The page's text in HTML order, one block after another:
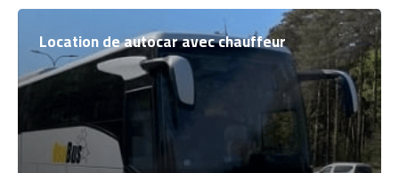
Location de autocar avec chauffeur